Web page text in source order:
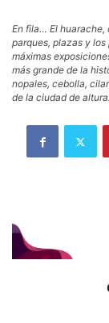
En fila… El huarache,
parques, plazas y
máximas
más grande de la
nopales, cebolla,
de la ciudad de